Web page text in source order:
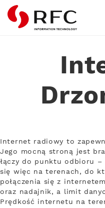
RFC
Internet radiowy to
Jego mocną stroną jest
łączy do punktu odbioru –
się więc na terenach, do
połączenia się z
oraz nadajnik, a limit
Prędkość internetu na